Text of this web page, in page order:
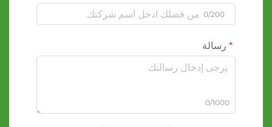
0/200
رسالة
0/1000